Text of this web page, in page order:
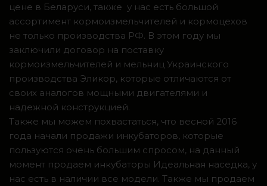
цене в Беларуси, также у нас есть большой
ассортимент кормоизмельчителей и кормоцехов
не только производства РФ. В этом году мы
заключили договор на поставку
кормоизмельчителей и мельниц Украинского
производства Эликор, которые отличаются от
своих аналогов мощными двигателями и
надежной конструкцией.
Также мы можем похвастаться, что весной 2016
года начали продажи инкубаторов, которые
пользуются очень большим спросом, на данный
момент продаем инкубаторы Идеальная наседка, у
нас есть в наличии все модели. Также мы продаем